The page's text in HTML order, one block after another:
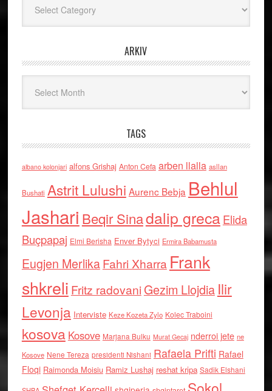
ARKIV
TAGS
albano kolonjari alfons Grishaj Anton Cefa arben llalla asllan
Bushati Astrit Lulushi Aurenc Bebja Behlul
Jashari Beqir Sinadalip grecaElida
Buçpapaj Elmi Berisha Enver Bytyci Ermira Babamusta
Eugjen MerlikaFahri Xharra Frank
shkreli Fritz radovaniGezim Llojdia Ilir
Levonja Interviste Keze Kozeta Zylo Kolec Traboini
kosova Kosove Marjana Bulku Murat Gecaj nderroi jete ne
Kosove Nene Tereza presidenti Nishani Rafaela Prifti Rafael
Floqi Raimonda Moisiu Ramiz Lushaj reshat kripa Sadik Elshani